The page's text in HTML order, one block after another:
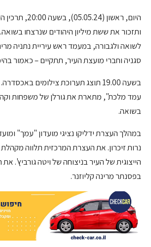
היום, ראשון
ותזכור את ששת מיליון היהודים שנרצחו
לשואה ולגבורה, במעמד ראש עיריית נתניה
סגניה וחברי מועצת העיר, תתקיים – כאמור
בשעה 19.00 תוצג תערוכת צילומים
עמד מלכת", מתארת את גורלן של משפחות
בשואה.
במהלך העצרת ידליקו נציגי מועדון "עמך"
נרות זיכרון. את העצרת המרכזית תלווה
הייצוגית של העיר בניצוחה של ויטה גורביץ'.
בפסנתר מרינה קליוזנר.